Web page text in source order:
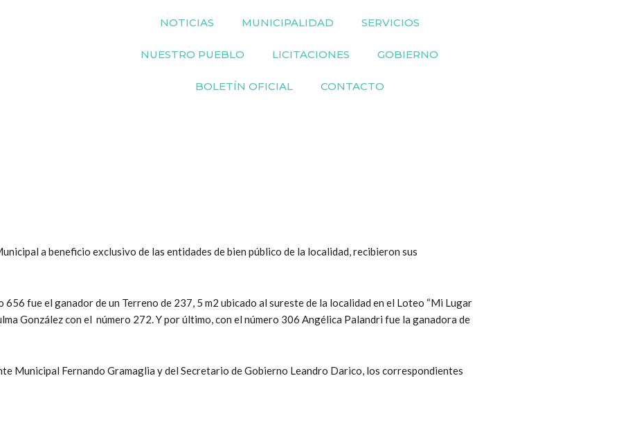
NOTICIAS MUNICIPALIDAD SERVICIOS
NUESTRO PUEBLO LICITACIONES GOBIERNO
BOLETÍN OFICIAL CONTACTO
a beneficio exclusivo de las entidades de bien público de la localidad, recibieron sus
fue el ganador de un Terreno de 237, 5 m2 ubicado al sureste de la localidad en el Loteo “Mi Lugar
González con el número 272. Y por último, con el número 306 Angélica Palandri fue la ganadora de
Municipal Fernando Gramaglia y del Secretario de Gobierno Leandro Darico, los correspondientes